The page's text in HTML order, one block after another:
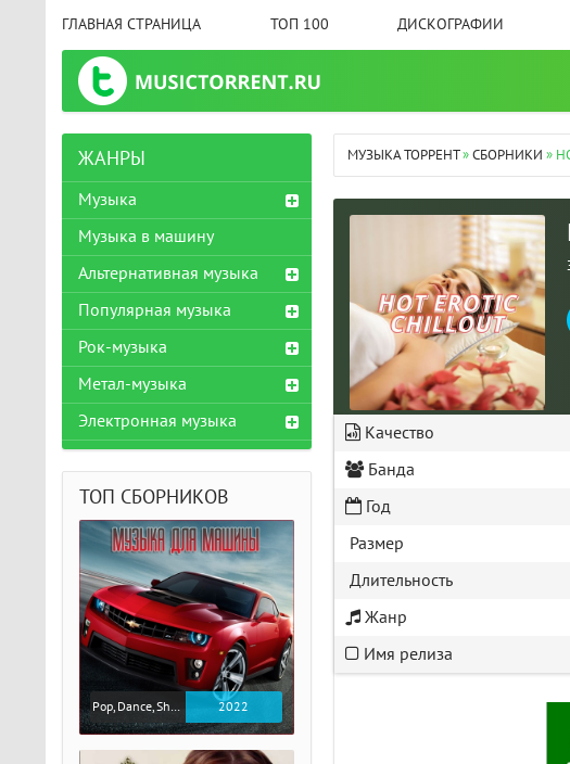
ГЛАВНАЯ СТРАНИЦА ТОП 100 ДИСКОГРАФИИ
МУЗЫКА ТОРРЕНТ»СБОРНИКИ »
Качество
Банда
Год
Размер
Длительность
Жанр
Имя релиза
ЖАНРЫ
Музыка
Музыка в машину
Альтернативная музыка
Популярная музыка
Рок-музыка
Метал-музыка
Электронная музыка
ТОП СБОРНИКОВ
Pop, Dance, Shanson, Rap, Rock 2022